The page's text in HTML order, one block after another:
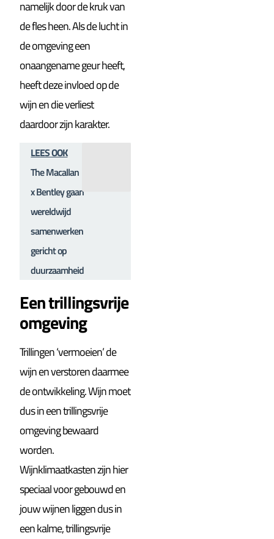
namelijk door de kruk van
de fles heen. Als de lucht in
de omgeving een
onaangename geur heeft,
heeft deze invloed op de
wijn en die verliest
daardoor zijn karakter.
LEES OOK
The Macallan
x Bentley gaan
wereldwijd
samenwerken
gericht op
duurzaamheid
Een trillingsvrije
omgeving
Trillingen ‘vermoeien’ de
wijn en verstoren daarmee
de ontwikkeling. Wijn moet
dus in een trillingsvrije
omgeving bewaard
worden.
Wijnklimaatkasten zijn hier
speciaal voor gebouwd en
jouw wijnen liggen dus in
een kalme, trillingsvrije